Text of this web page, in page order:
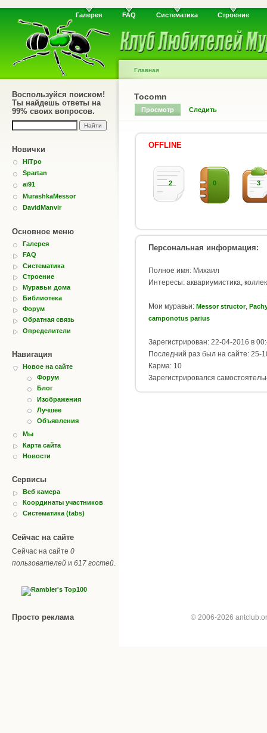
Галерея FAQ Систематика Строение
Воспользуйся поиском!
Ты найдешь ответы на
99% своих вопросов.
Новички
HiTpo
Spartan
ai91
MurashkaMessor
DavidManvir
Основное меню
Галерея
FAQ
Систематика
Строение
Муравьи дома
Библиотека
Форум
Обратная связь
Определители
Навигация
Новое на сайте
Форум
Блог
Изображения
Лучшее
Объявления
Мы
Карта сайта
Новости
Сервисы
Веб камера
Координаты участников
Систематика (tabs)
Сейчас на сайте
Сейчас на сайте 0
пользователей и 617 гостей.
Просто реклама
Главная
Tocomn
Просмотр Следить
OFFLINE
2 0 3
Персональная информация:
Полное имя: Михаил
Интересы: аквариумистика,
Мои муравьи: Messor structor,
camponotus parius
Зарегистрирован: 22-04-2016 в
Последний раз был на сайте: 25-
Карма: 10
Зарегистрировался
© 2006-2026